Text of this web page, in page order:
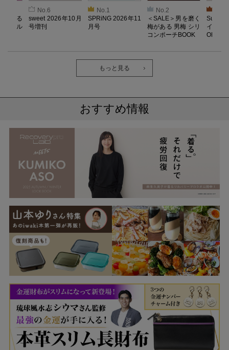
ろける
メル
No.6
sweet 2026年10月
号増刊
No.1
SPRiNG 2026年11
月号
No.2
＜SALE＞男を磨く
梅がある 男梅 シリ
コンポーチBOOK
イーツ
OK
もっと見る
おすすめ情報